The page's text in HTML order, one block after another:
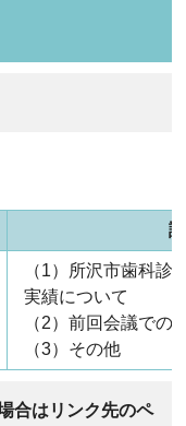
（1）所沢市歯科診
実績について
（2）前回会議での
（3）その他
合はリンク先のペ